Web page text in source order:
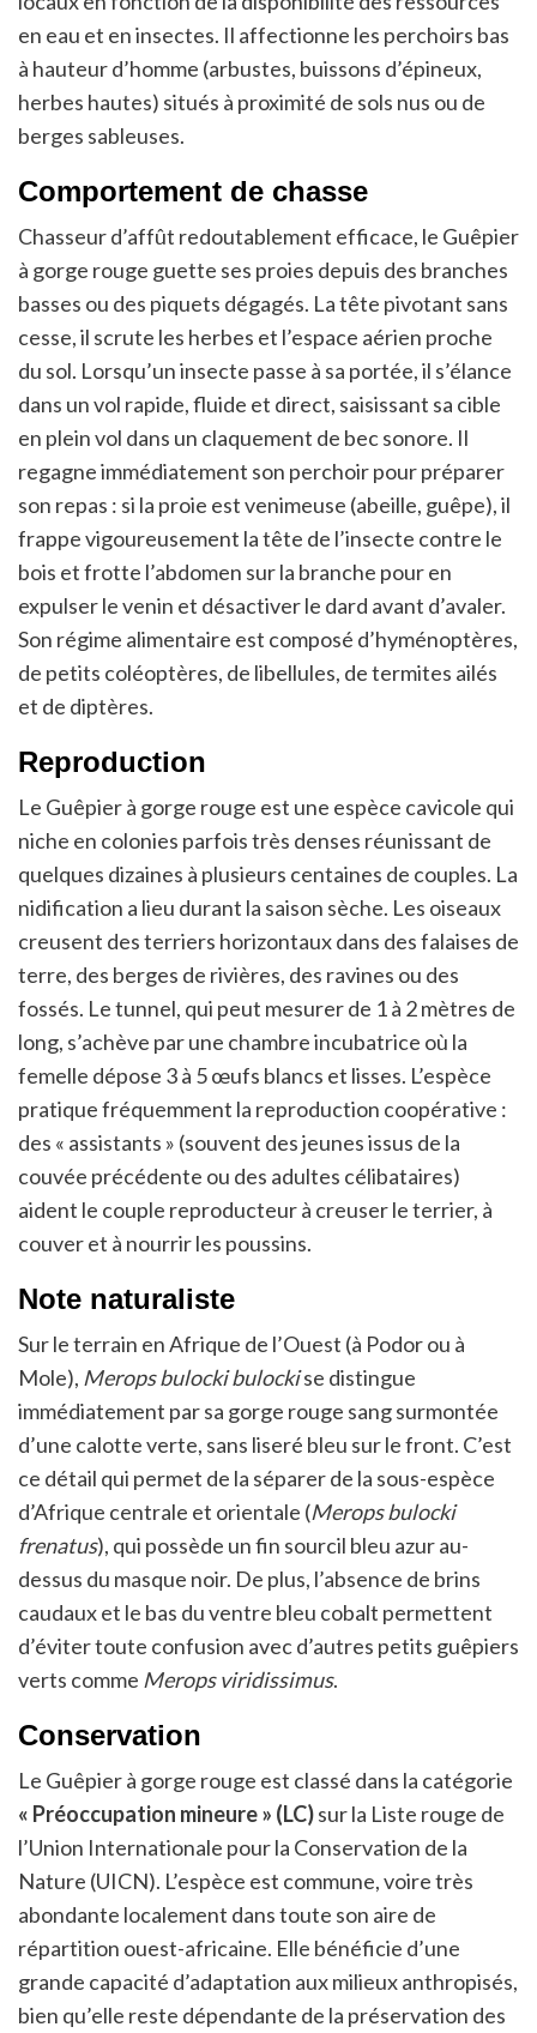
en eau et en insectes. Il affectionne les perchoirs bas
à hauteur d’homme (arbustes, buissons d’épineux,
herbes hautes) situés à proximité de sols nus ou de
berges sableuses.
Comportement de chasse
Chasseur d’affût redoutablement efficace, le Guêpier
à gorge rouge guette ses proies depuis des branches
basses ou des piquets dégagés. La tête pivotant sans
cesse, il scrute les herbes et l’espace aérien proche
du sol. Lorsqu’un insecte passe à sa portée, il s’élance
dans un vol rapide, fluide et direct, saisissant sa cible
en plein vol dans un claquement de bec sonore. Il
regagne immédiatement son perchoir pour préparer
son repas : si la proie est venimeuse (abeille, guêpe), il
frappe vigoureusement la tête de l’insecte contre le
bois et frotte l’abdomen sur la branche pour en
expulser le venin et désactiver le dard avant d’avaler.
Son régime alimentaire est composé d’hyménoptères,
de petits coléoptères, de libellules, de termites ailés
et de diptères.
Reproduction
Le Guêpier à gorge rouge est une espèce cavicole qui
niche en colonies parfois très denses réunissant de
quelques dizaines à plusieurs centaines de couples. La
nidification a lieu durant la saison sèche. Les oiseaux
creusent des terriers horizontaux dans des falaises de
terre, des berges de rivières, des ravines ou des
fossés. Le tunnel, qui peut mesurer de 1 à 2 mètres de
long, s’achève par une chambre incubatrice où la
femelle dépose 3 à 5 œufs blancs et lisses. L’espèce
pratique fréquemment la reproduction coopérative :
des « assistants » (souvent des jeunes issus de la
couvée précédente ou des adultes célibataires)
aident le couple reproducteur à creuser le terrier, à
couver et à nourrir les poussins.
Note naturaliste
Sur le terrain en Afrique de l’Ouest (à Podor ou à
Mole), Merops bulocki bulockise distingue
immédiatement par sa gorge rouge sang surmontée
d’une calotte verte, sans liseré bleu sur le front. C’est
ce détail qui permet de la séparer de la sous-espèce
d’Afrique centrale et orientale (Merops bulocki
frenatus), qui possède un fin sourcil bleu azur au-
dessus du masque noir. De plus, l’absence de brins
caudaux et le bas du ventre bleu cobalt permettent
d’éviter toute confusion avec d’autres petits guêpiers
verts comme Merops viridissimus.
Conservation
Le Guêpier à gorge rouge est classé dans la catégorie
« Préoccupation mineure » (LC)sur la Liste rouge de
l’Union Internationale pour la Conservation de la
Nature (UICN). L’espèce est commune, voire très
abondante localement dans toute son aire de
répartition ouest-africaine. Elle bénéficie d’une
grande capacité d’adaptation aux milieux anthropisés,
bien qu’elle reste dépendante de la préservation des